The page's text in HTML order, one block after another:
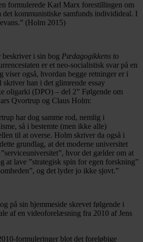
formulerede Karl Marx forestillingen om
kommunistiske samfunds individideal. I
(Holm 2015)
beskriver i sin bog Pædagogikkens to
er et neo-socialistisk svar på en
viser også, hvordan begge retninger er i
han i det glimrende essay
oligarki (DPO) – del 2” Følgende om
Qvortrup og Claus Holm:
har dog samme rod, nemlig i
så i bestemte (men ikke alle)
til at overse. Holm skriver da også i
grundlag, at det moderne universitet
hvor det gælder om at
at lave ”strategisk spin for egen forskning”
og det lyder jo ikke sjovt.”
på sin hjemmeside skrevet følgende i
af en videoforelæsning fra 2010 af Jens
formuleringer blot det foreløbige